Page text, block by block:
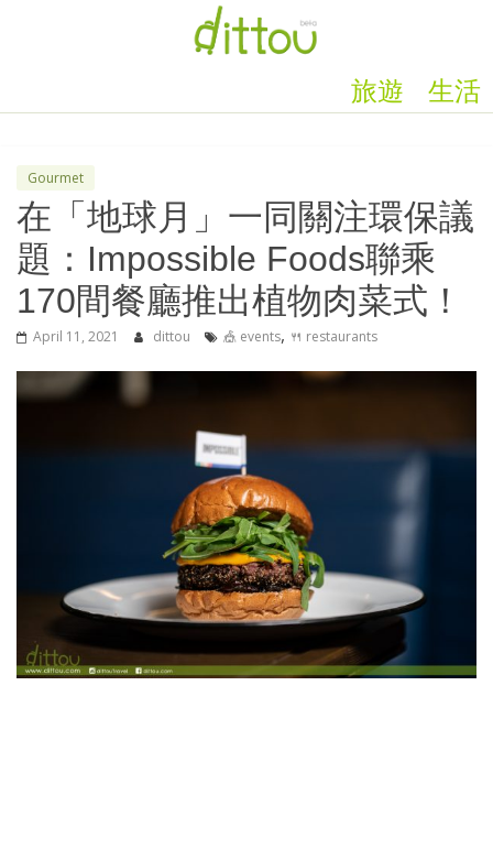
生活
旅遊
Gourmet
在「地球月」一同關注環保議
題：Impossible Foods聯乘
170間餐廳推出植物肉菜式！
April 11, 2021 dittou 🎪 events, 🍴 restaurants